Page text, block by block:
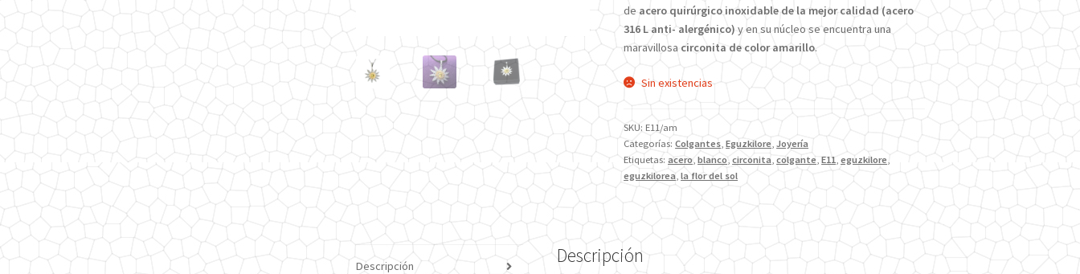
de acero quirúrgico inoxidable de la mejor calidad (acero
316 L anti- alergénico) y en su núcleo se encuentra una
maravillosa circonita de color amarillo.
Sin existencias
SKU: E11/am
Categorías:Colgantes ,Eguzkilore ,Joyería
Etiquetas:acero ,blanco,circonita ,colgante ,E11 ,eguzkilore
eguzkilorea ,la flor del sol
Descripción Descripción